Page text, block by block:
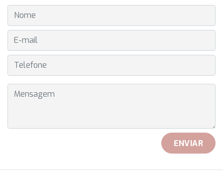
NOME
E-MAIL
TELEFONE
MENSAGEM
ENVIAR